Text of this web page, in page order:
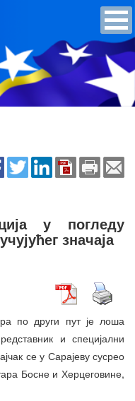
у погледу
значаја
по други пут је лоша
и специјални
се у Сарајеву сусрео
Босне и Херцеговине,